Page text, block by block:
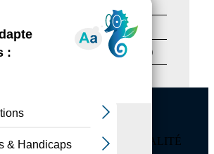
accessible international (1)
REVUE DE PRESSE
LÉGALES
CONFIDENTIALITÉ